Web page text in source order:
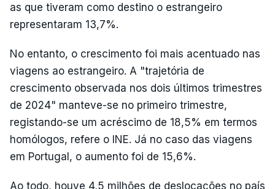
as que tiveram como destino o estrangeiro
representaram 13,7%.
No entanto, o crescimento foi mais acentuado nas
viagens ao estrangeiro. A "trajetória de
crescimento observada nos dois últimos trimestres
de 2024" manteve-se no primeiro trimestre,
registando-se um acréscimo de 18,5% em termos
homólogos, refere o INE. Já no caso das viagens
em Portugal, o aumento foi de 15,6%.
Ao todo, houve 4,5 milhões de deslocações no país